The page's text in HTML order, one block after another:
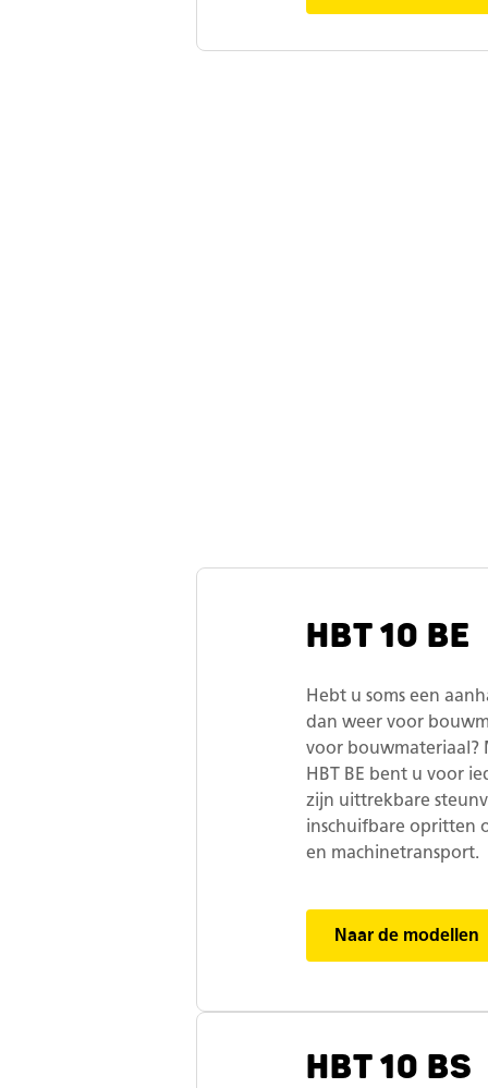
HBT 10 BE
Hebt u soms een
dan weer voor
voor bouwmateriaal?
HBT BE bent u voor
zijn uittrekbare
inschuifbare opritten
en machinetransport.
Naar de modellen
HBT 10 BS